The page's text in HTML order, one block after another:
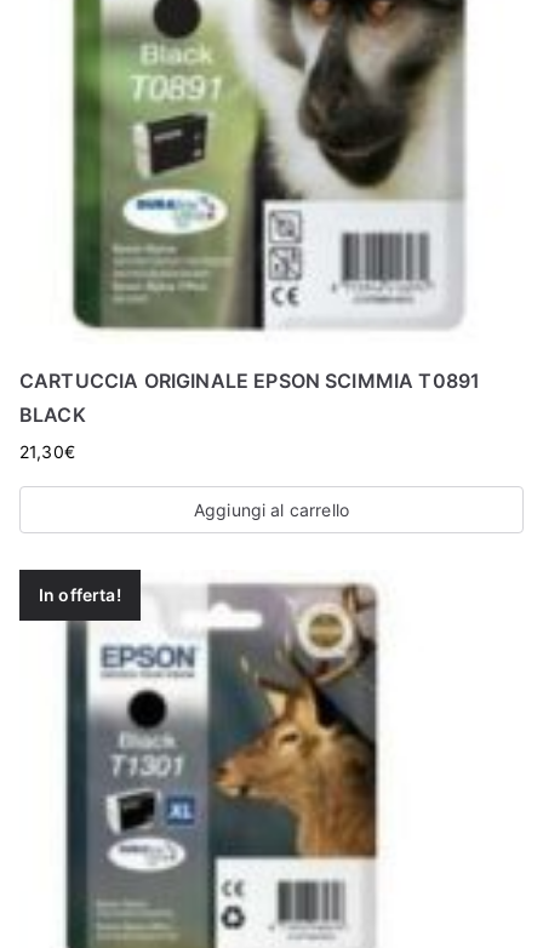
CARTUCCIA ORIGINALE EPSON SCIMMIA T0891
BLACK
21,30€
Aggiungi al carrello
In offerta!